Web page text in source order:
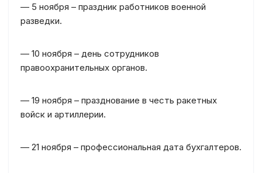
— 5 ноября – праздник работников военной
разведки.
— 10 ноября – день сотрудников
правоохранительных органов.
— 19 ноября – празднование в честь ракетных
войск и артиллерии.
— 21 ноября – профессиональная дата бухгалтеров.